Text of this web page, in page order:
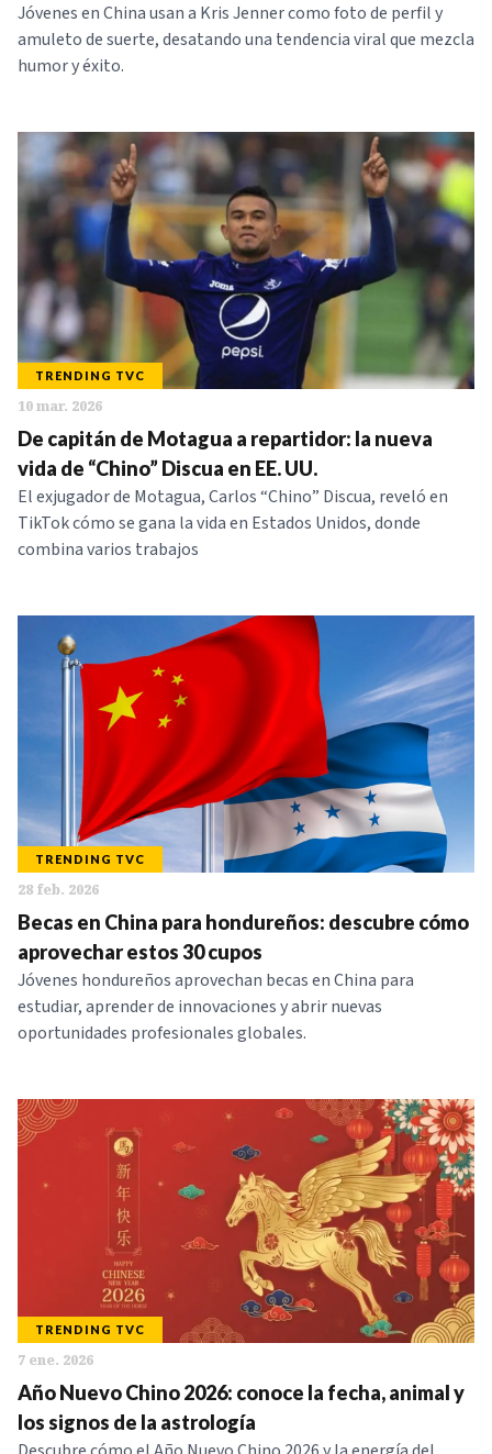
Jóvenes en China usan a Kris Jenner como foto de perfil y
amuleto de suerte, desatando una tendencia viral que mezcla
humor y éxito.
TRENDING TVC
10 mar. 2026
De capitán de Motagua a repartidor: la nueva
vida de “Chino” Discua en EE. UU.
El exjugador de Motagua, Carlos “Chino” Discua, reveló en
TikTok cómo se gana la vida en Estados Unidos, donde
combina varios trabajos
TRENDING TVC
28 feb. 2026
Becas en China para hondureños: descubre cómo
aprovechar estos 30 cupos
Jóvenes hondureños aprovechan becas en China para
estudiar, aprender de innovaciones y abrir nuevas
oportunidades profesionales globales.
TRENDING TVC
7 ene. 2026
Año Nuevo Chino 2026: conoce la fecha, animal y
los signos de la astrología